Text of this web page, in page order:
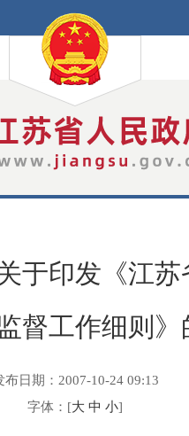
于印发《江苏
督工作细则》
布日期：2007-10-24 09:13
字体：[大 中 小]